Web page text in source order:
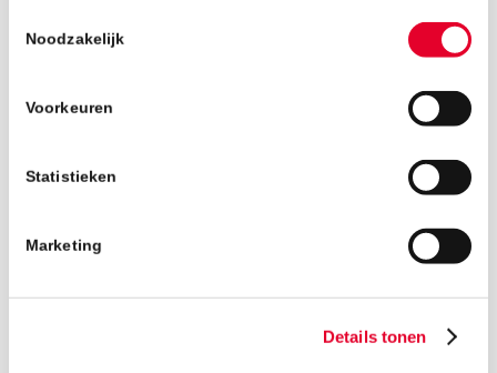
Noodzakelijk
Voorkeuren
Statistieken
Marketing
Details tonen